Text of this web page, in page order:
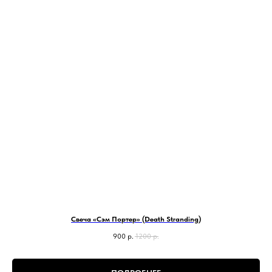
Свеча «Сэм Портер» (Death Stranding)
900 р. 1200 р.